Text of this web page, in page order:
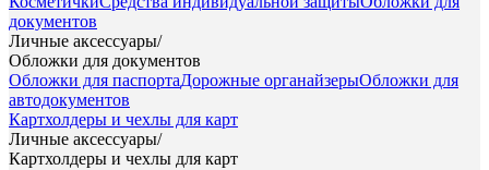
документов
Личные аксессуары/
Обложки для документов
Обложки для паспортаДорожные органайзерыОбложки для
автодокументов
Картхолдеры и чехлы для карт
Личные аксессуары/
Картхолдеры и чехлы для карт